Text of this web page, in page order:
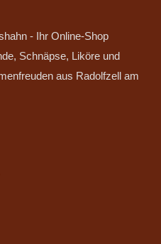
- Ihr Online-Shop
Schnäpse, Liköre und
aus Radolfzell am